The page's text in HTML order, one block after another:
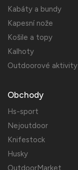
Kabáty a bundy
Kapesní nože
Košile a topy
Kalhoty
Outdoorové aktivity
Obchody
Hs-sport
Nejoutdoor
Knifestock
Husky
OutdoorMarket